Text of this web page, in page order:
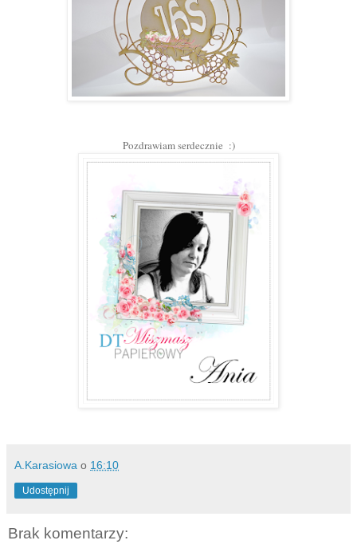
Pozdrawiam serdecznie :)
A.Karasiowa o 16:10
Udostępnij
Brak komentarzy: